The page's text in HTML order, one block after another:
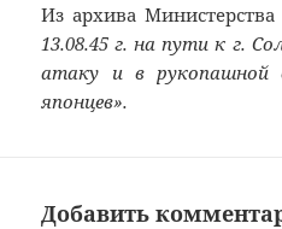
Из архива
13.08.45 г. на пути к г.
атаку и в рукопашной
японцев».
Добавить